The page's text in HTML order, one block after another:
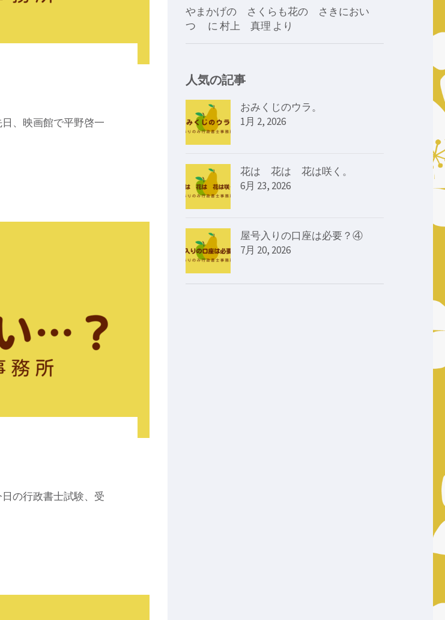
、映画館で平野啓一
の行政書士試験、受
やまかげの さくらも花の さきにおい
つゝ
に村上 真理 より
人気の記事
おみくじのウラ。
1月 2, 2026
花は 花は 花は咲く。
6月 23, 2026
屋号入りの口座は必要？④
7月 20, 2026